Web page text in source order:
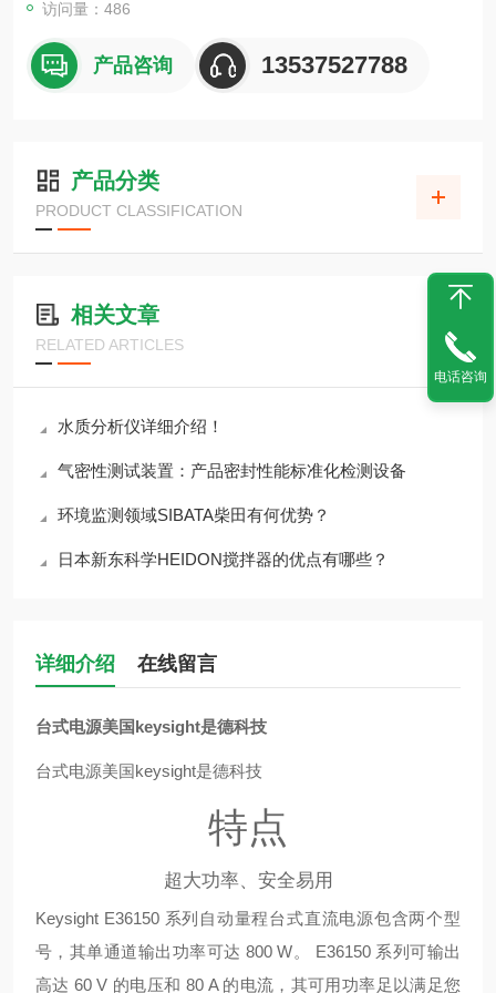
访问量：486
产品咨询 13537527788
产品分类
PRODUCT CLASSIFICATION
相关文章
RELATED ARTICLES
水质分析仪详细介绍！
气密性测试装置：产品密封性能标准化检测设备
环境监测领域SIBATA柴田有何优势？
日本新东科学HEIDON搅拌器的优点有哪些？
详细介绍 在线留言
台式电源美国keysight是德科技
台式电源美国keysight是德科技
特点
超大功率、安全易用
Keysight E36150 系列自动量程台式直流电源包含两个型
号，其单通道输出功率可达 800 W。 E36150 系列可输出
高达 60 V 的电压和 80 A 的电流，其可用功率足以满足您
电话咨询